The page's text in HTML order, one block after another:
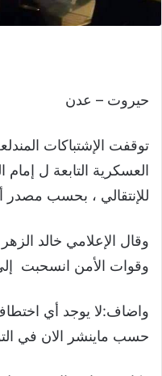
حيروت – عدن
توقفت الإشتباكات
العسكرية التابعة ل إمام
للإنتقالي ، بحسب مصدر
وقال الإعلامي خالد
وقوات الأمن انسحبت
واضاف:لا يوجد أي
حسب ماينشر الان في